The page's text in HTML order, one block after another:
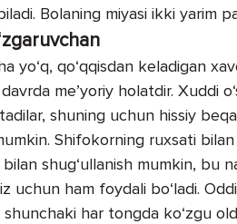
Bolaning miyasi ikki yarim
yo‘q, qo‘qqisdan keladigan
me’yoriy holatdir. Xuddi
shuning uchun hissiy
Shifokorning ruxsati
shug‘ullanish mumkin, bu
uchun ham foydali bo‘ladi.
har tongda ko‘zgu